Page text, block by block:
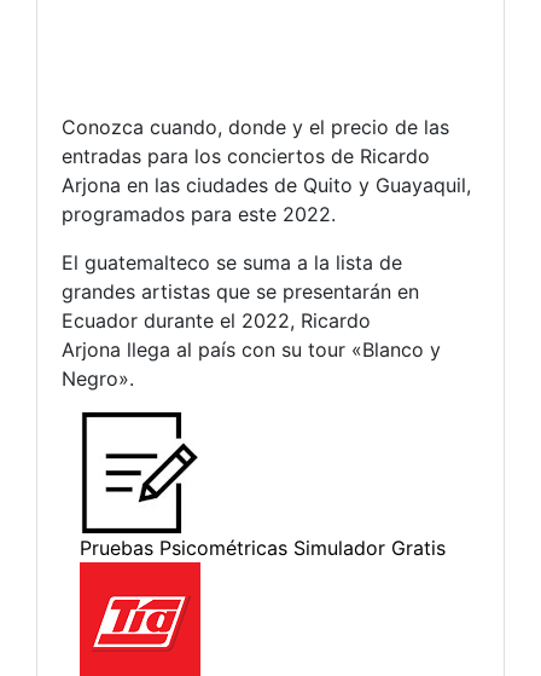
Conozca cuando, donde y el precio de las
entradas para los conciertos de Ricardo
Arjona en las ciudades de Quito y Guayaquil,
programados para este 2022.
El guatemalteco se suma a la lista de
grandes artistas que se presentarán en
Ecuador durante el 2022, Ricardo
Arjona llega al país con su tour «Blanco y
Negro».